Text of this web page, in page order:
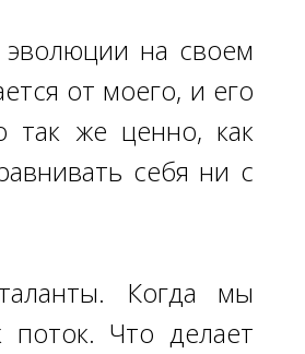
эволюции на своем
от моего, и его
так же ценно, как
себя ни с
Когда мы
поток. Что делает